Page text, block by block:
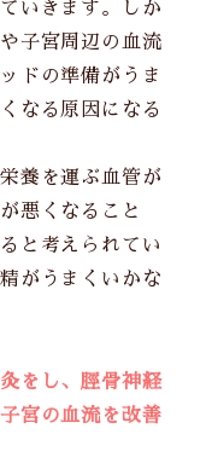
いきます。しか
子宮周辺の血流
ドの準備がうま
なる原因になる
養を運ぶ血管が
悪くなること
と考えられてい
がうまくいかな
をし、脛骨神経
宮の血流を改善